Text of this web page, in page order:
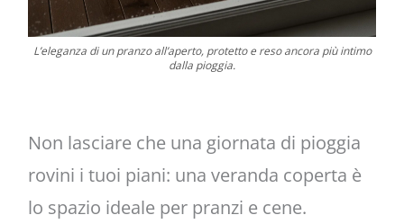
L’eleganza di un pranzo all’aperto, protetto e reso ancora più intimo
dalla pioggia.
Non lasciare che una giornata di pioggia
rovini i tuoi piani: una veranda coperta è
lo spazio ideale per pranzi e cene.